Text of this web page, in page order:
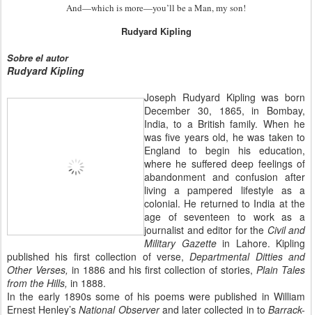
And—which is more—you’ll be a Man, my son!
Rudyard Kipling
Sobre el autor
Rudyard Kipling
Joseph Rudyard Kipling was born
December 30, 1865, in Bombay,
India, to a British family. When he
was five years old, he was taken to
England to begin his education,
where he suffered deep feelings of
abandonment and confusion after
living a pampered lifestyle as a
colonial. He returned to India at the
age of seventeen to work as a
journalist and editor for the Civil and
Military Gazettein Lahore. Kipling
published his first collection of verse,Departmental Ditties and
Other Verses, in 1886 and his first collection of stories, Plain Tales
from the Hills, in 1888.
In the early 1890s some of his poems were published in William
Ernest Henley’sNational Observerand later collected in toBarrack-